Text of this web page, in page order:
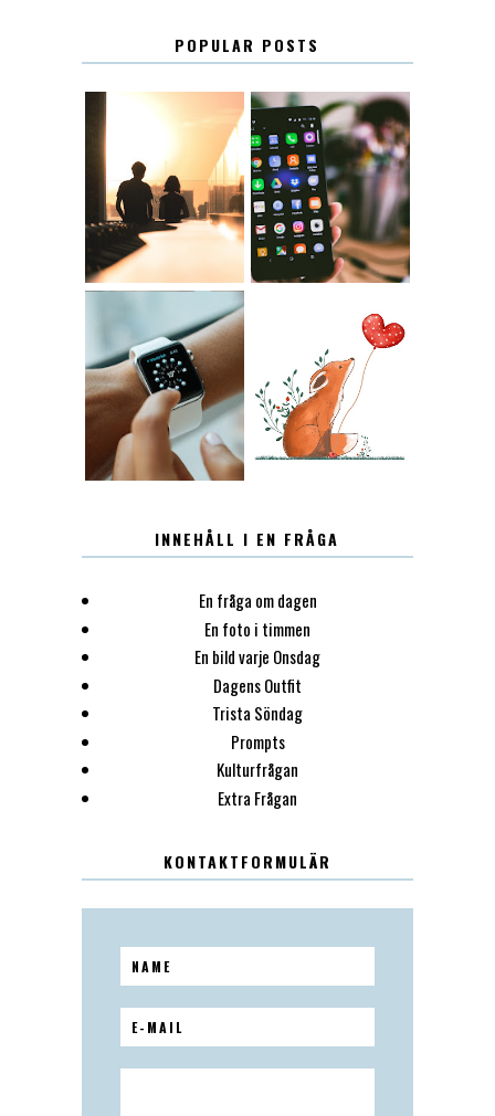
POPULAR POSTS
KONTAKT KONTAKTLISTA
12.30 LUGN
INNEHÅLL I EN FRÅGA
En fråga om dagen
En foto i timmen
En bild varje Onsdag
Dagens Outfit
Trista Söndag
Prompts
Kulturfrågan
Extra Frågan
KONTAKTFORMULÄR